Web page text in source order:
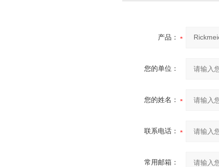
产品：
您的单位：
您的姓名：
联系电话：
常用邮箱：